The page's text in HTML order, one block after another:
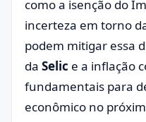
como a isenção do
incerteza em torno
podem mitigar essa
da Selic e a inflação
fundamentais para
econômico no